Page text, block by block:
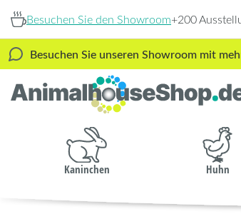
Besuchen Sie den Showroom+200
Besuchen Sie unseren Showroom mit
Kaninchen Huhn